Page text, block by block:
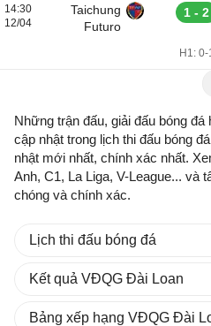
14:30
12/04
Taichung
Futuro
1 - 2
H1: 0-
Những trận đấu, giải đấu bóng
cập nhật trong lịch thi đấu bóng
nhật mới nhất, chính xác nhất.
Anh, C1, La Liga, V-League... và
chóng và chính xác.
Lịch thi đấu bóng đá
Kết quả VĐQG Đài Loan
Bảng xếp hạng VĐQG Đài